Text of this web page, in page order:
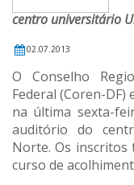
centro universitário
02.07.2013
O Conselho
Federal (Coren-
na última sexta-
auditório do
Norte. Os inscritos
curso de